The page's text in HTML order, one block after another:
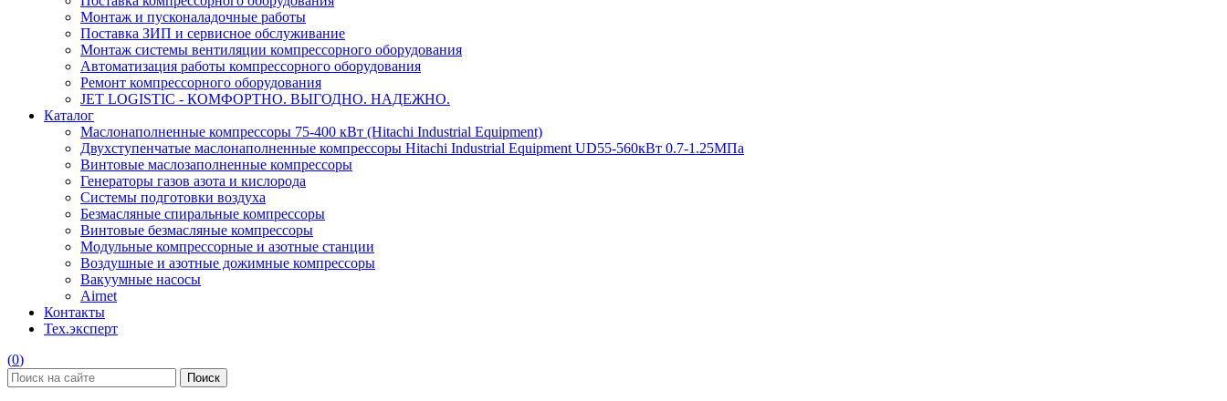
Монтаж и пусконаладочные работы
Поставка ЗИП и сервисное обслуживание
Монтаж системы вентиляции компрессорного оборудования
Автоматизация работы компрессорного оборудования
Ремонт компрессорного оборудования
JET LOGISTIC - КОМФОРТНО. ВЫГОДНО. НАДЕЖНО.
Каталог
Маслонаполненные компрессоры 75-400 кВт (Hitachi Industrial Equipment)
Двухступенчатые маслонаполненные компрессоры Hitachi Industrial Equipment UD55-560кВт 0.7-1.25МПа
Винтовые маслозаполненные компрессоры
Генераторы газов азота и кислорода
Системы подготовки воздуха
Безмасляные спиральные компрессоры
Винтовые безмасляные компрессоры
Модульные компрессорные и азотные станции
Воздушные и азотные дожимные компрессоры
Вакуумные насосы
Airnet
Контакты
Тех.эксперт
(0)
Поиск